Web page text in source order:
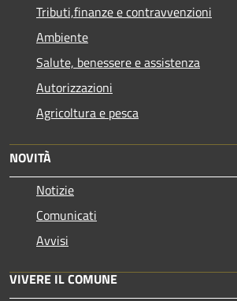
Tributi,finanze e contravvenzioni
Ambiente
Salute, benessere e assistenza
Autorizzazioni
Agricoltura e pesca
NOVITÀ
Notizie
Comunicati
Avvisi
VIVERE IL COMUNE